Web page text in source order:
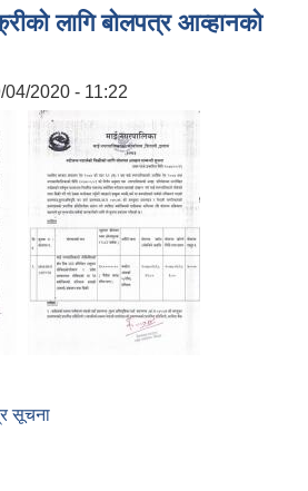
लागि बोलपत्र आव्हानको
04/2020 - 11:22
सूचना